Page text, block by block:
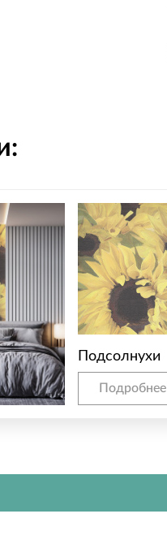
Подсолнухи
Подробнее